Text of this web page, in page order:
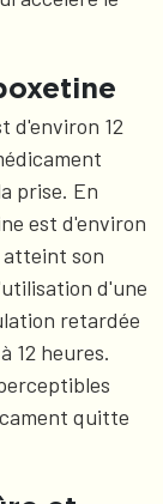
d'environ 12
prise. En
est d'environ
atteint son
d'une
retardée
12 heures.
quitte